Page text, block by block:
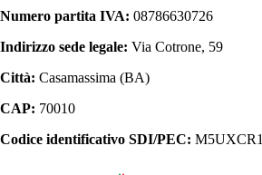
Numero partita IVA: 08786630726
Indirizzo sede legale: Via Cotrone, 59
Città: Casamassima (BA)
CAP: 70010
Codice identificativo SDI/PEC: M5UXCR1